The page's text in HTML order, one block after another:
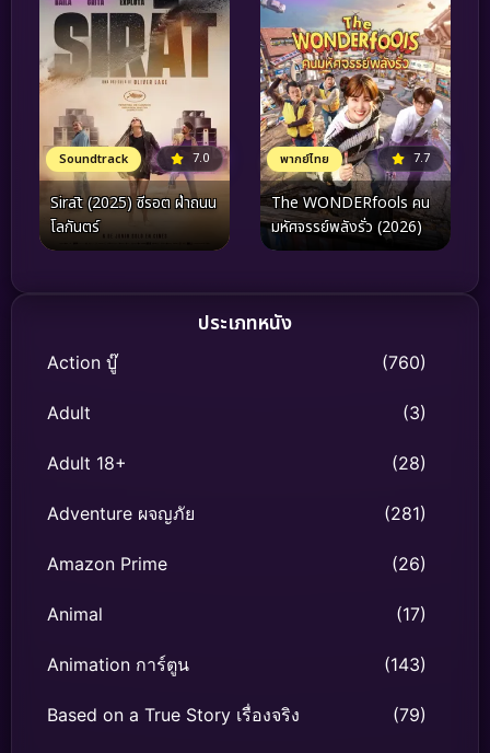
Soundtrack 7.0
Sirāt (2025) ซีรอต ฝ่าถนน
โลกันตร์
พากย์ไทย 7.7
The WONDERfools คน
มหัศจรรย์พลังรั่ว (2026)
ประเภทหนัง
Action บู๊ (760)
Adult (3)
Adult 18+ (28)
Adventure ผจญภัย (281)
Amazon Prime (26)
Animal (17)
Animation การ์ตูน (143)
Based on a True Story เรื่องจริง (79)